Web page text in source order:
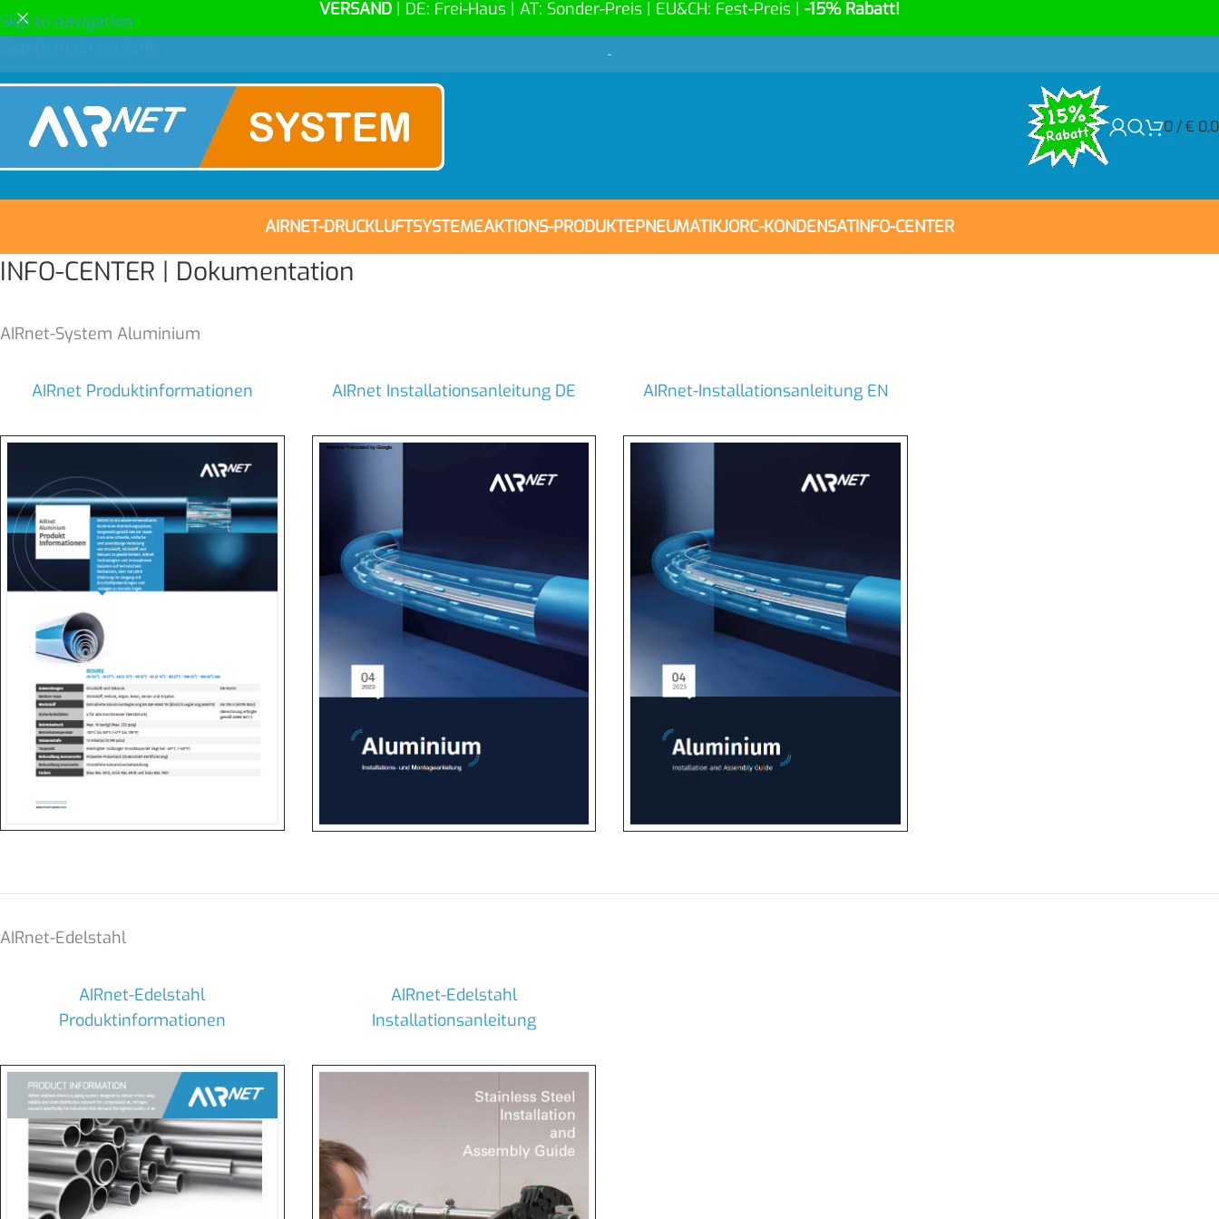
Skip to navigation
VERSAND | DE: Frei-Haus | AT: Sonder-Preis | EU&CH: Fest-Preis | -15% Rabatt!
-
0 /€
AIRNET-DRUCKLUFTSYSTEMEAKTIONS-PRODUKTEPNEUMATIKJORC-KONDENSATINFO-CENTER
INFO-CENTER | Dokumentation
AIRnet-System Aluminium
AIRnet Produktinformationen AIRnet Installationsanleitung DE AIRnet-Installationsanleitung EN
AIRnet-Edelstahl
AIRnet-Edelstahl
Produktinformationen
AIRnet-Edelstahl
Installationsanleitung